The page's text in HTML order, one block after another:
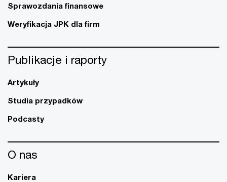
Sprawozdania finansowe
Weryfikacja JPK dla firm
Publikacje i raporty
Artykuły
Studia przypadków
Podcasty
O nas
Kariera